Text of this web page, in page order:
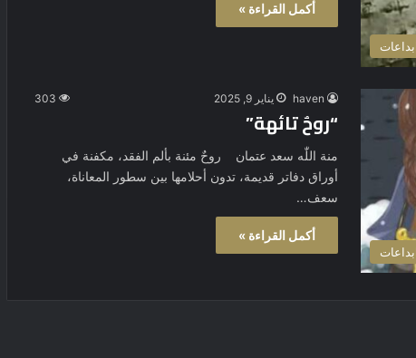
أكمل القراءة »
haven يناير 9, 2025 303
“روحٌ تائهة”
منة اللّٰه سعد عتمان روحٌ مئنة بألم الفقد، مكفنة في
أوراق دفاتر قديمة، تدون أحلامها بين سطور المعاناة،
سعف…
أكمل القراءة »